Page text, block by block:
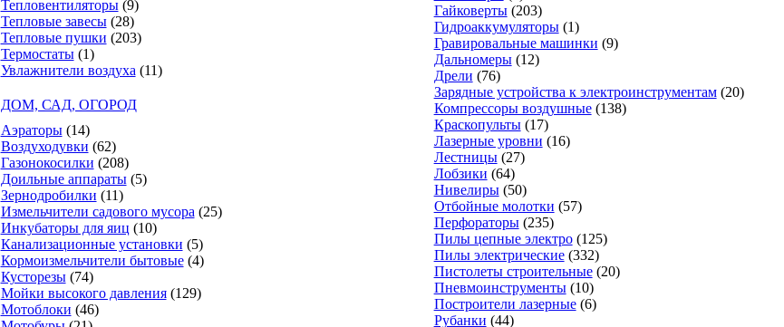
Тепловентиляторы (9)
Тепловые завесы (28)
Тепловые пушки (203)
Термостаты (1)
Увлажнители воздуха (11)
ДОМ, САД, ОГОРОД
Аэраторы (14)
Воздуходувки (62)
Газонокосилки (208)
Доильные аппараты (5)
Зернодробилки (11)
Измельчители садового мусора (25)
Инкубаторы для яиц (10)
Канализационные установки (5)
Кормоизмельчители бытовые (4)
Кусторезы (74)
Мойки высокого давления (129)
Мотоблоки (46)
Гайковерты (203)
Гидроаккумуляторы (1)
Гравировальные машинки (9)
Дальномеры (12)
Дрели (76)
Зарядные устройства к электроинструментам (20)
Компрессоры воздушные (138)
Краскопульты (17)
Лазерные уровни (16)
Лестницы (27)
Лобзики (64)
Нивелиры (50)
Отбойные молотки (57)
Перфораторы (235)
Пилы цепные электро (125)
Пилы электрические (332)
Пистолеты строительные (20)
Пневмоинструменты (10)
Построители лазерные (6)
Рубанки (44)